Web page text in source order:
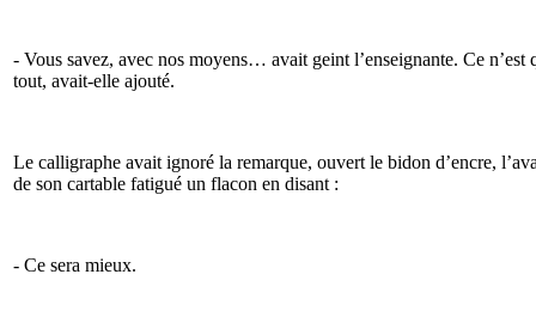
- Vous savez, avec nos moyens… avait geint l’enseignante. Ce n’est
tout, avait-elle ajouté.
Le calligraphe avait ignoré la remarque, ouvert le bidon d’encre,
de son cartable fatigué un flacon en disant :
- Ce sera mieux.